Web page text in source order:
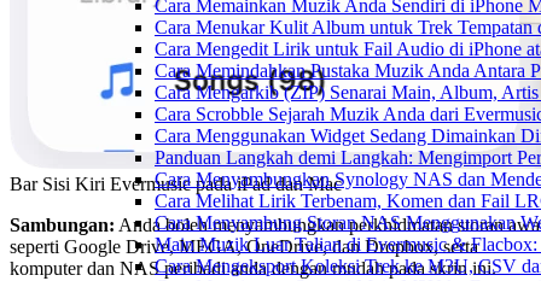
Cara Memainkan Muzik Anda Sendiri di iPhone
Cara Menukar Kulit Album untuk Trek
Cara Mengedit Lirik untuk Fail Audio di iPhone
Cara Memindahkan Pustaka Muzik Anda Antara
Cara Mengarkib (ZIP) Senarai Main, Album,
Cara Scrobble Sejarah Muzik Anda dari
Cara Menggunakan Widget Sedang Dimainkan
Panduan Langkah demi Langkah: Mengimport
Cara Menyambungkan Synology NAS dan
Cara Melihat Lirik Terbenam, Komen dan Fail
Cara Menyambung Storan NAS Menggunakan
Main Muzik Luar Talian di Evermusic &
Cara Mengeksport Koleksi Trek ke M3U, CSV
Bar Sisi Kiri Evermusic pada iPad dan Mac
Sambungan: Anda boleh menyambungkan perkhidmatan storan
seperti Google Drive, MEGA, OneDrive, dan Dropbox, serta
komputer dan NAS peribadi anda dengan mudah pada skrin ini.